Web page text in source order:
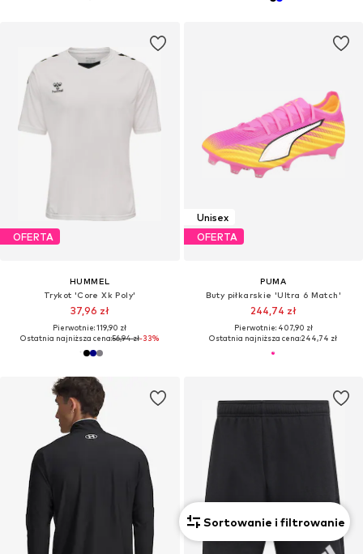
OFERTA
HUMMEL
Trykot 'Core Xk Poly'
37,96 zł
Pierwotnie: 119,90 zł
Ostatnia najniższa cena:56,94 zł-33%
Unisex
OFERTA
PUMA
Buty piłkarskie 'Ultra 6 Match'
244,74 zł
Pierwotnie: 407,90 zł
Ostatnia najniższa cena:244,74 zł
Sortowanie i filtrowanie